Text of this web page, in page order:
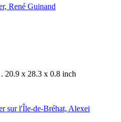
20.9 x 28.3 x 0.8 inch